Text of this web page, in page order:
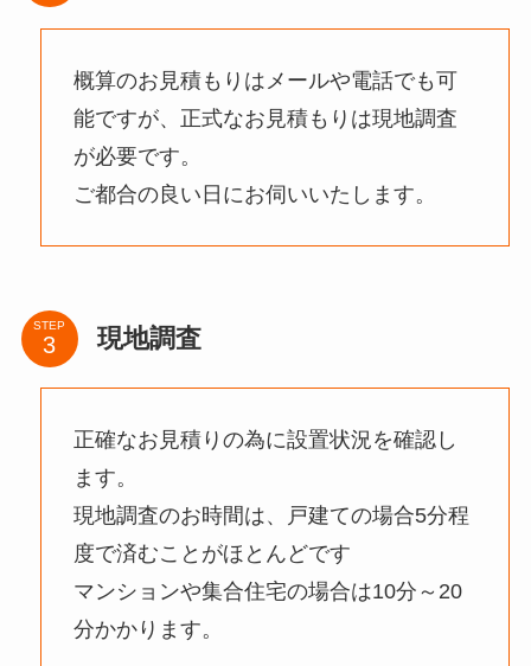
概算のお見積もりはメールや電話でも可
能ですが、正式なお見積もりは現地調査
が必要です。
ご都合の良い日にお伺いいたします。
STEP 現地調査
正確なお見積りの為に設置状況を確認し
ます。
現地調査のお時間は、戸建ての場合5分程
度で済むことがほとんどです
マンションや集合住宅の場合は10分～20
分かかります。